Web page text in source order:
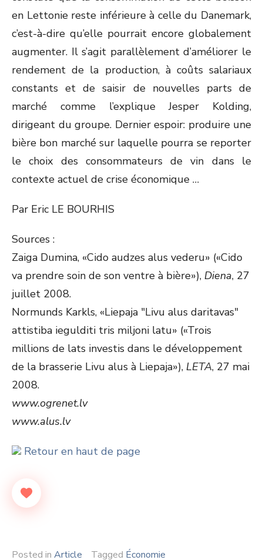
en Lettonie reste inférieure à celle du Danemark,
c’est-à-dire qu’elle pourrait encore globalement
augmenter. Il s’agit parallèlement d’améliorer le
rendement de la production, à coûts salariaux
constants et de saisir de nouvelles parts de
marché comme l’explique Jesper Kolding,
dirigeant du groupe. Dernier espoir: produire une
bière bon marché sur laquelle pourra se reporter
le choix des consommateurs de vin dans le
contexte actuel de crise économique …
Par Eric LE BOURHIS
Sources :
Zaiga Dumina, «Cido audzes alus vederu» («Cido
va prendre soin de son ventre à bière»), Diena, 27
juillet 2008.
Normunds Karkls, «Liepaja "Livu alus daritavas"
attistiba iegulditi tris miljoni latu» («Trois
millions de lats investis dans le développement
de la brasserie Livu alus à Liepaja»), LETA, 27 mai
2008.
www.ogrenet.lv
www.alus.lv
Retour en haut de page
Posted in Article Tagged Économie